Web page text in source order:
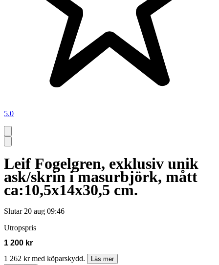
5.0
Leif Fogelgren, exklusiv unik
ask/skrin i masurbjörk, mått
ca:10,5x14x30,5 cm.
Slutar 20 aug 09:46
Utropspris
1 200 kr
1 262 kr med köparskydd.
Läs mer